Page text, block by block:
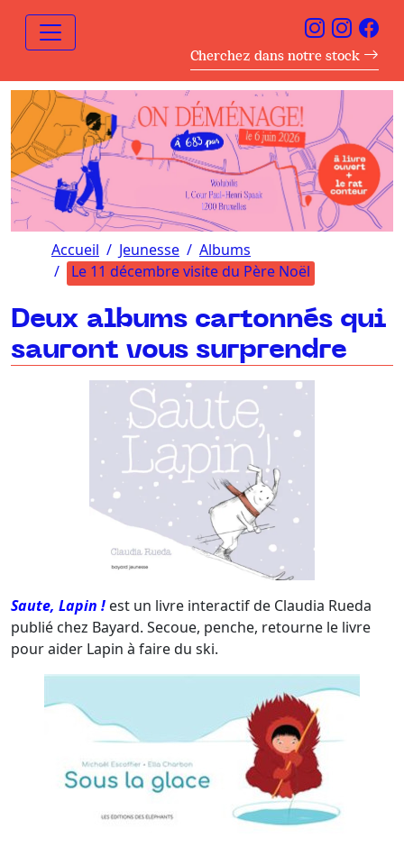
Cherchez dans notre stock
Accueil Jeunesse
Albums
Le 11 décembre visite du Père Noël
Deux albums cartonnés qui
sauront vous surprendre
Saute, Lapin ! est un livre interactif de Claudia Rueda
publié chez Bayard. Secoue, penche, retourne le livre
pour aider Lapin à faire du ski.